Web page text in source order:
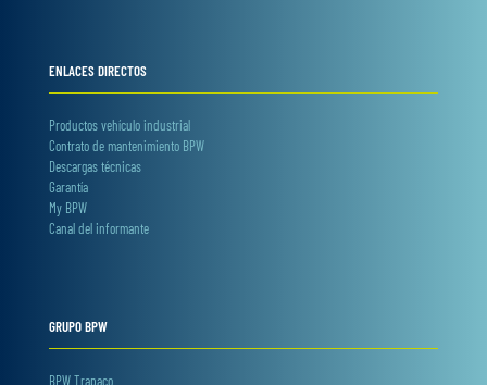
ENLACES DIRECTOS
Productos vehículo industrial
Contrato de mantenimiento BPW
Descargas técnicas
Garantía
My BPW
Canal del informante
GRUPO BPW
BPW Trapaco